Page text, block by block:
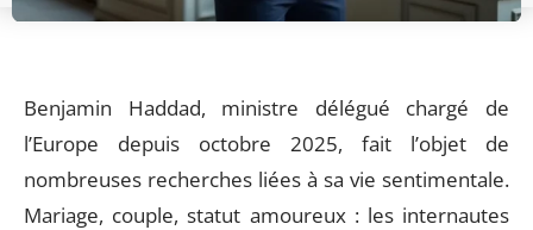
Benjamin Haddad, ministre délégué chargé de
l’Europe depuis octobre 2025, fait l’objet de
nombreuses recherches liées à sa vie sentimentale.
Mariage, couple, statut amoureux : les internautes